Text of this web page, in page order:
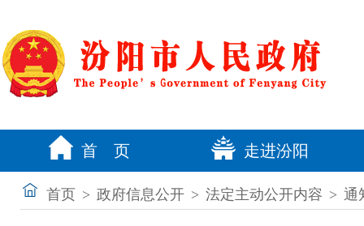
首 页 走进汾阳
首页 > 政府信息公开 > 法定主动公开内容 > 通